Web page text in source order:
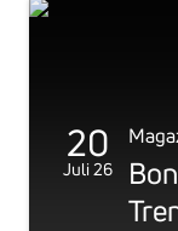
20
Juli 26